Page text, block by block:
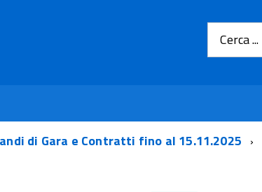
Cerca ...
di Gara e Contratti fino al 15.11.2025